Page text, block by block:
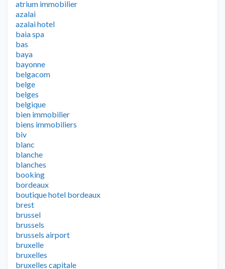
atrium immobilier
azalai
azalai hotel
baia spa
bas
baya
bayonne
belgacom
belge
belges
belgique
bien immobilier
biens immobiliers
biv
blanc
blanche
blanches
booking
bordeaux
boutique hotel bordeaux
brest
brussel
brussels
brussels airport
bruxelle
bruxelles
bruxelles capitale